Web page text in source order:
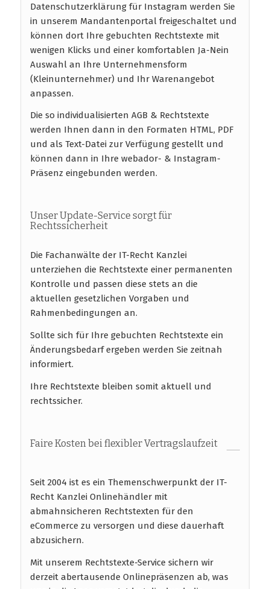
Datenschutzerklärung für Instagram werden Sie
in unserem Mandantenportal freigeschaltet und
können dort Ihre gebuchten Rechtstexte mit
wenigen Klicks und einer komfortablen Ja-Nein
Auswahl an Ihre Unternehmensform
(Kleinunternehmer) und Ihr Warenangebot
anpassen.
Die so individualisierten AGB & Rechtstexte
werden Ihnen dann in den Formaten HTML, PDF
und als Text-Datei zur Verfügung gestellt und
können dann in Ihre webador- & Instagram-
Präsenz eingebunden werden.
Unser Update-Service sorgt für
Rechtssicherheit
Die Fachanwälte der IT-Recht Kanzlei
unterziehen die Rechtstexte einer permanenten
Kontrolle und passen diese stets an die
aktuellen gesetzlichen Vorgaben und
Rahmenbedingungen an.
Sollte sich für Ihre gebuchten Rechtstexte ein
Änderungsbedarf ergeben werden Sie zeitnah
informiert.
Ihre Rechtstexte bleiben somit aktuell und
rechtssicher.
Faire Kosten bei flexibler Vertragslaufzeit
Seit 2004 ist es ein Themenschwerpunkt der IT-
Recht Kanzlei Onlinehändler mit
abmahnsicheren Rechtstexten für den
eCommerce zu versorgen und diese dauerhaft
abzusichern.
Mit unserem Rechtstexte-Service sichern wir
derzeit abertausende Onlinepräsenzen ab, was